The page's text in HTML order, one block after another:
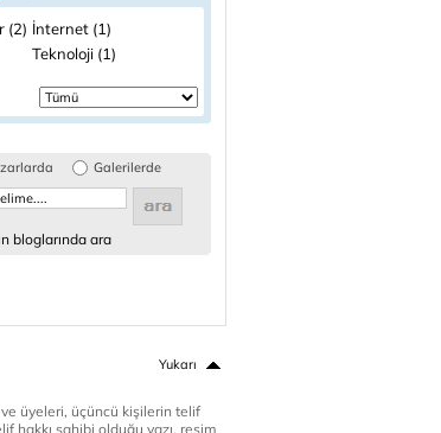
(2) İnternet (1)
Teknoloji (1)
Galerilerde
bloglarında ara
Yukarı
üyeleri, üçüncü kişilerin telif
hakkı sahibi olduğu yazı, resim